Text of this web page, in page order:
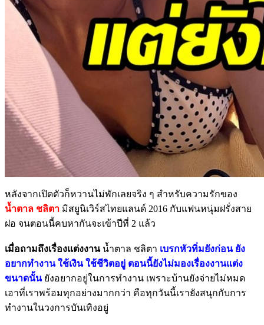
หลังจากเปิดตัวก็หวานไม่พักเลยจริง ๆ สำหรับความรักของ
น้ำตาล ชลิตา มิสยูนิเวิร์สไทยแลนด์ 2016 กับแฟนหนุ่มฝรั่งสาย
ฝอ จนตอนนี้คบหากันจะเข้าปีที่ 2 แล้ว
เมื่อถามถึงเรื่องแต่งงาน น้ำตาล ชลิตา เบรกหัวทิ่มยังก่อน ยัง
อยากทำงาน ใช้เงิน ใช้ชีวิตอยู่ ตอนนี้ยังไม่มองเรื่องงานแต่ง
ขนาดนั้นยังอยากอยู่ในการทำงาน เพราะบ้านยังจ่ายไม่หมด
เอาที่เราพร้อมทุกอย่างมากกว่า คือทุกวันนี้เรายังสนุกกับการ
ทำงานในวงการบันเทิงอยู่